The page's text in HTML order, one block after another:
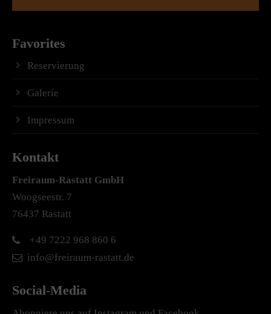
Favorites
Reservierung
Galerie
Impressum
Kontakt
Freiraum-Rastatt GmbH
Woogseestr. 7
76437 Rastatt
+49 7222 968 860 6
info@freiraum-rastatt.de
Social-Media